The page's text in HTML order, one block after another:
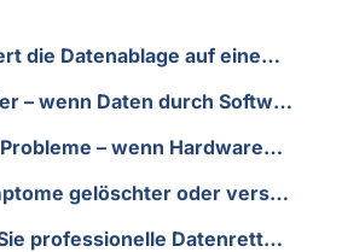
auf einem Synology NAS?
Daten durch Softwareprobleme verschwinden
wenn Hardwareversagen zur Löschung führt
oder verschwundener Dateien
Datenretter einschalten?